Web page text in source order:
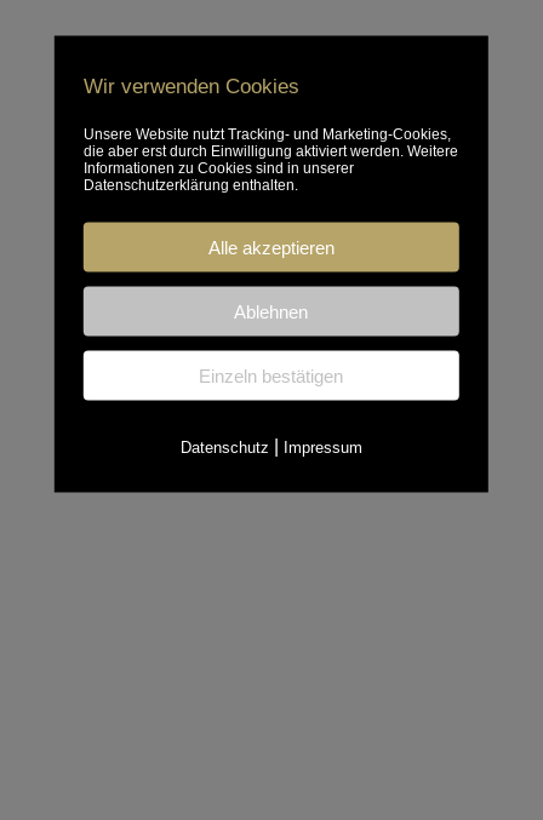
Wir verwenden Cookies
Unsere Website nutzt Tracking- und Marketing-Cookies,
die aber erst durch Einwilligung aktiviert werden. Weitere
Informationen zu Cookies sind in unserer
Datenschutzerklärung enthalten.
Alle akzeptieren
Ablehnen
Einzeln bestätigen
Datenschutz Impressum